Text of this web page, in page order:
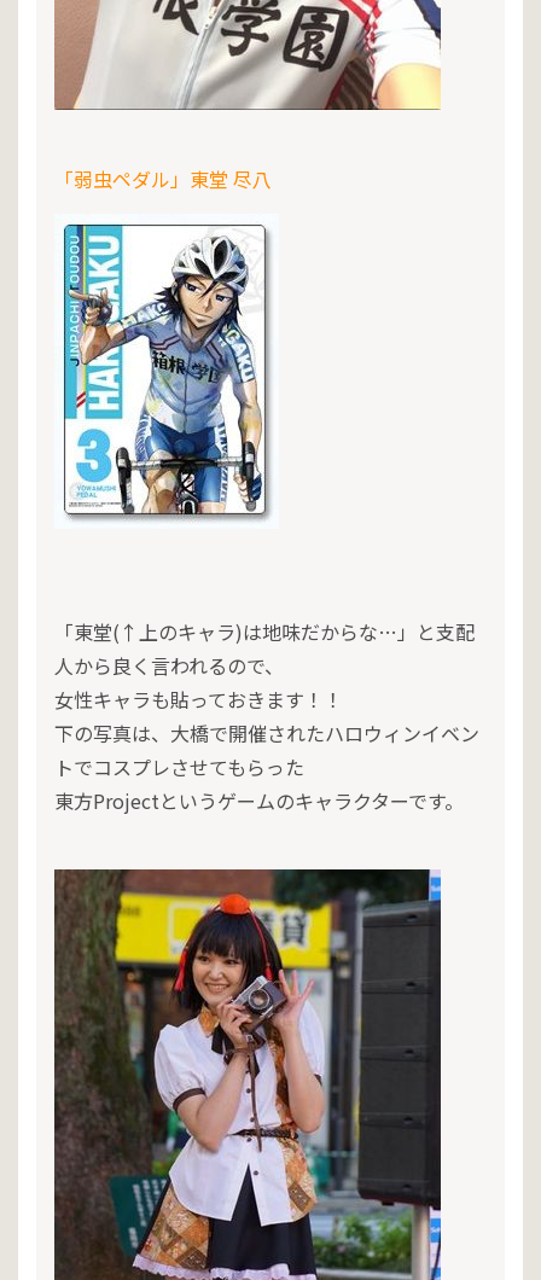
「弱虫ペダル」東堂 尽八
「東堂(↑上のキャラ)は地味だからな…」と支配
人から良く言われるので、
女性キャラも貼っておきます！！
下の写真は、大橋で開催されたハロウィンイベン
トでコスプレさせてもらった
東方Projectというゲームのキャラクターです。